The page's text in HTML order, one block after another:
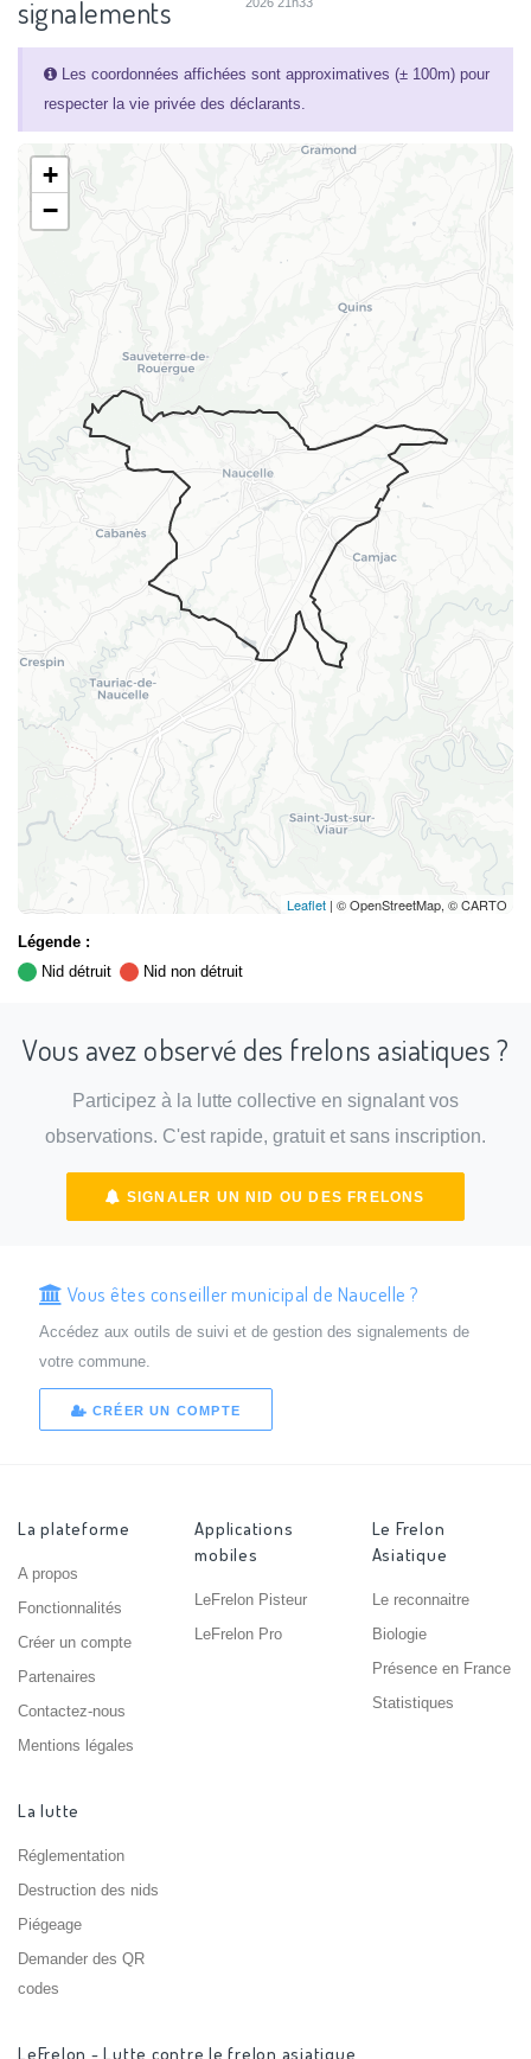
signalements
Les coordonnées affichées sont approximatives (± 100m) pour
respecter la vie privée des déclarants.
+
−
Leaflet | © OpenStreetMap, © CARTO
Légende :
Nid détruit
Nid non détruit
Vous avez observé des frelons asiatiques ?
Participez à la lutte collective en signalant vos
observations. C'est rapide, gratuit et sans inscription.
SIGNALER UN NID OU DES FRELONS
Vous êtes conseiller municipal de Naucelle ?
Accédez aux outils de suivi et de gestion des signalements de
votre commune.
CRÉER UN COMPTE
La plateforme
A propos
Fonctionnalités
Créer un compte
Partenaires
Contactez-nous
Mentions légales
Applications
mobiles
LeFrelon Pisteur
LeFrelon Pro
Le Frelon
Asiatique
Le reconnaitre
Biologie
Présence en France
Statistiques
La lutte
Réglementation
Destruction des nids
Piégeage
Demander des QR
codes
LeFrelon - Lutte contre le frelon asiatique